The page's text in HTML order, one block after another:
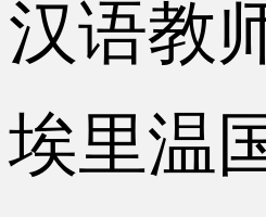
汉语教
埃里温